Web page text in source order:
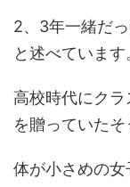
2、3年一緒だ
と述べています
高校時代にク
を贈っていたそ
体が小さめの女